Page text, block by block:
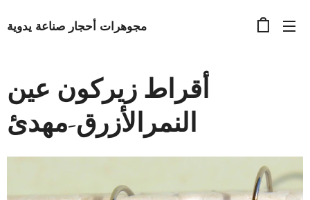
مجوهرات أحجار صناعة يدوية
أقراط زيركون عين
النمرالأزرق-مهدئ